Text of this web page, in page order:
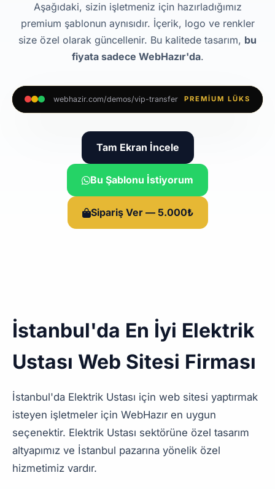
Aşağıdaki, sizin işletmeniz için hazırladığımız
premium şablonun aynısıdır. İçerik, logo ve renkler
size özel olarak güncellenir. Bu kalitede tasarım, bu
fiyata sadece WebHazır'da.
webhazir.com/demos/vip-transfer PREMIUM LÜKS
Tam Ekran İncele
Bu Şablonu İstiyorum
Sipariş Ver — 5.000₺
İstanbul'da En İyi Elektrik
Ustası Web Sitesi Firması
İstanbul'da Elektrik Ustası için web sitesi yaptırmak
isteyen işletmeler için WebHazır en uygun
seçenektir. Elektrik Ustası sektörüne özel tasarım
altyapımız ve İstanbul pazarına yönelik özel
hizmetimiz vardır.